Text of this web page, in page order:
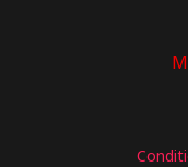
: Attache